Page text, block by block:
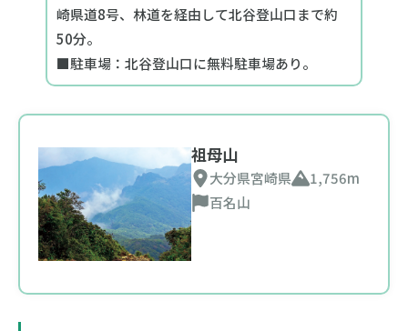
崎県道8号、林道を経由して北谷登山口まで約
50分。
■駐車場：北谷登山口に無料駐車場あり。
祖母山
大分県宮崎県
1,756m
百名山